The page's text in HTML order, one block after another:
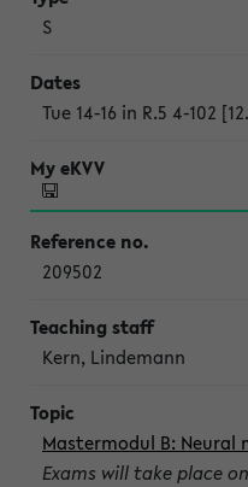
S
Tue 14-16 in R.5 4-102
209502
Kern, Lindemann
Mastermodul B: Neural
Exams will take place